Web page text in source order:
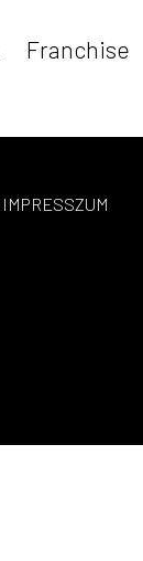
Franchise
IMPRESSZUM